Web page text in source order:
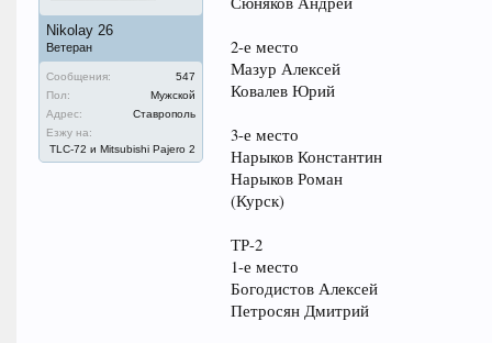
Nikolay 26
Ветеран
Сообщения:
547
Пол:
Мужской
Адрес:
Ставрополь
Езжу на:
TLC-72 и Mitsubishi Pajero 2
2-е место
Мазур Алексей
Ковалев Юрий
3-е место
Нарыков Константин
Нарыков Роман
(Курск)
ТР-2
1-е место
Богодистов Алексей
Петросян Дмитрий